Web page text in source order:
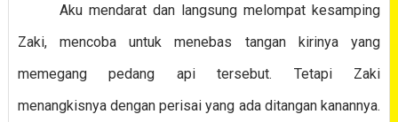
Aku mendarat dan langsung melompat kesamping
Zaki, mencoba untuk menebas tangan kirinya yang
memegang pedang api tersebut. Tetapi Zaki
menangkisnya dengan perisai yang ada ditangan kanannya.